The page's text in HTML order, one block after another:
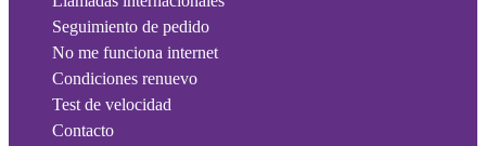
Seguimiento de pedido
No me funciona internet
Condiciones renuevo
Test de velocidad
Contacto